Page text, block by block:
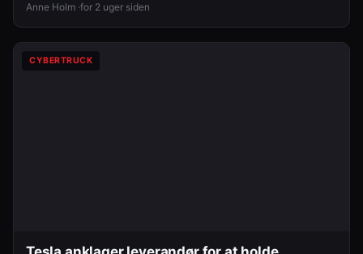
Anne Holm ·for 2 uger siden
CYBERTRUCK